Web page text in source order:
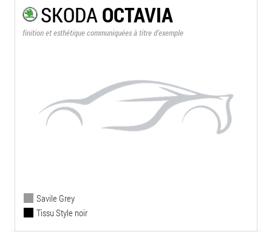
SKODAOCTAVIA
finition et esthétique communiquées à titre d’exemple
Savile Grey
Tissu Style noir